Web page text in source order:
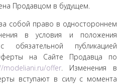
Продавцом в будущем.
собой право в одностороннем
в условия и положения
публикацией
на Сайте Продавца по
modeliani.ru/offer. Изменения в
вступают в силу с момента